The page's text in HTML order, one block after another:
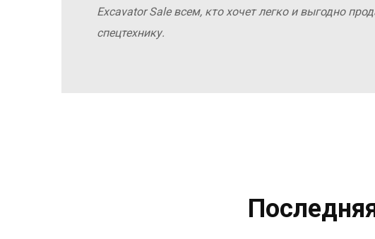
Excavator Sale всем, кто хочет легко и выгодно
спецтехнику.